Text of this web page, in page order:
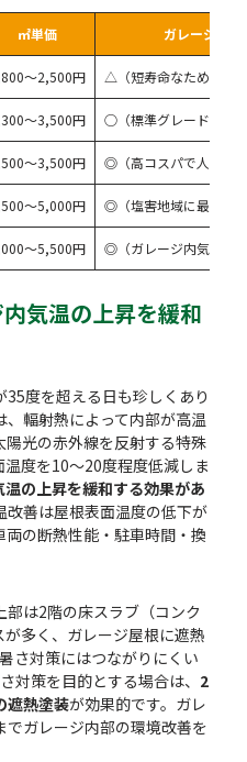
㎡単価 ガレージへの
〜2,500円 △（短寿命なため非推
〜3,500円 ○（標準グレード）
〜3,500円 ◎（高コスパで人気）
〜5,000円 ◎（塩害地域に最適）
〜5,500円 ◎（ガレージ内気温緩
気温の上昇を緩和
度を超える日も珍しくあり
輻射熱によって内部が高温
陽光の赤外線を反射する特殊
度を10〜20度程度低減しま
温の上昇を緩和する効果があ
改善は屋根表面温度の低下が
の断熱性能・駐車時間・換
は2階の床スラブ（コンク
多く、ガレージ屋根に遮熱
さ対策にはつながりにくい
対策を目的とする場合は、 2
遮熱塗装が効果的です。ガレ
ガレージ内部の環境改善を